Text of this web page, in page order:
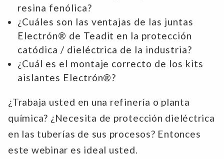
resina fenólica?
¿Cuáles son las ventajas de las juntas
Electrón® de Teadit en la protección
catódica / dieléctrica de la industria?
¿Cuál es el montaje correcto de los kits
aislantes Electrón®?
¿Trabaja usted en una refinería o planta
química? ¿Necesita de protección dieléctrica
en las tuberías de sus procesos? Entonces
este webinar es ideal usted.